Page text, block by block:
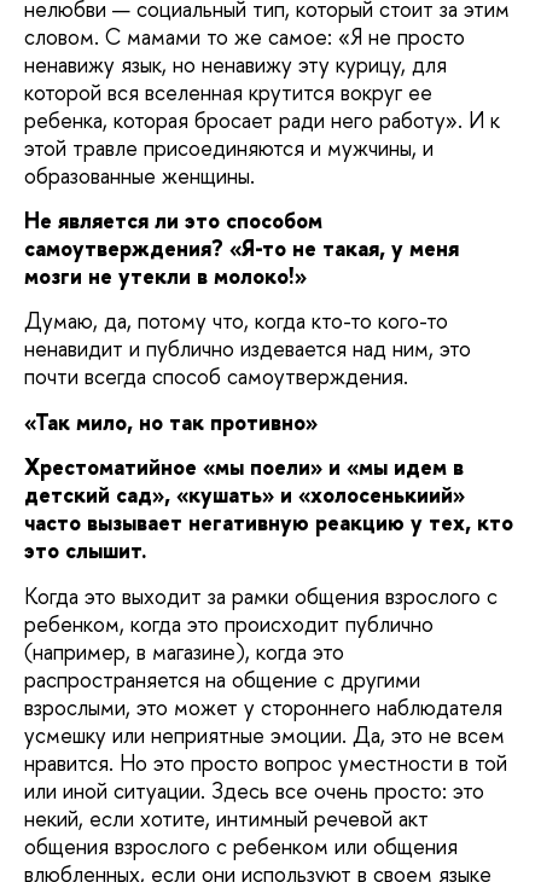
нелюбви — социальный тип, который стоит за этим
словом. С мамами то же самое: «Я не просто
ненавижу язык, но ненавижу эту курицу, для
которой вся вселенная крутится вокруг ее
ребенка, которая бросает ради него работу». И к
этой травле присоединяются и мужчины, и
образованные женщины.
Не является ли это способом
самоутверждения? «Я-то не такая, у меня
мозги не утекли в молоко!»
Думаю, да, потому что, когда кто-то кого-то
ненавидит и публично издевается над ним, это
почти всегда способ самоутверждения.
«Так мило, но так противно»
Хрестоматийное «мы поели» и «мы идем в
детский сад», «кушать» и «холосенькиий»
часто вызывает негативную реакцию у тех, кто
это слышит.
Когда это выходит за рамки общения взрослого с
ребенком, когда это происходит публично
(например, в магазине), когда это
распространяется на общение с другими
взрослыми, это может у стороннего наблюдателя
усмешку или неприятные эмоции. Да, это не всем
нравится. Но это просто вопрос уместности в той
или иной ситуации. Здесь все очень просто: это
некий, если хотите, интимный речевой акт
общения взрослого с ребенком или общения
влюбленных, если они используют в своем языке